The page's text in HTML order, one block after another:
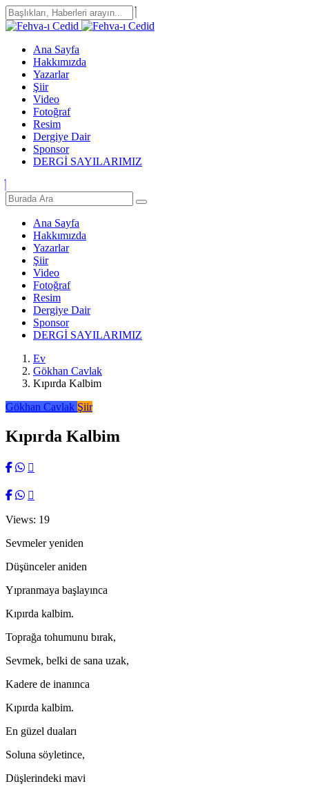
Ana Sayfa
Hakkımızda
Yazarlar
Şiir
Video
Fotoğraf
Resim
Dergiye Dair
Sponsor
DERGİ SAYILARIMIZ
Ana Sayfa
Hakkımızda
Yazarlar
Şiir
Video
Fotoğraf
Resim
Dergiye Dair
Sponsor
DERGİ SAYILARIMIZ
Ev
Gökhan Cavlak
Kıpırda Kalbim
Gökhan Cavlak Şiir
Kıpırda Kalbim
Views: 19
Sevmeler yeniden
Düşünceler aniden
Yıpranmaya başlayınca
Kıpırda kalbim.
Toprağa tohumunu bırak,
Sevmek, belki de sana uzak,
Kadere de inanınca
Kıpırda kalbim.
En güzel duaları
Soluna söyletince,
Düşlerindeki mavi